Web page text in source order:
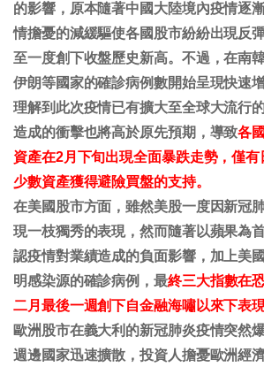
的影響，原本隨著中國大陸境內疫情逐
情擔憂的減緩驅使各國股市紛紛出現反
至一度創下收盤歷史新高。不過，在南
伊朗等國家的確診病例數開始呈現快速
理解到此次疫情已有擴大至全球大流行
造成的衝擊也將高於原先預期，導致各
資產在2月下旬出現全面暴跌走勢，僅
少數資產獲得避險買盤的支持。
在美國股市方面，雖然美股一度因新冠
現一枝獨秀的表現，然而隨著以蘋果為
認疫情對業績造成的負面影響，加上美
明感染源的確診病例，最終三大指數在
二月最後一週創下自金融海嘯以來下表
歐洲股市在義大利的新冠肺炎疫情突然
週邊國家迅速擴散，投資人擔憂歐洲經